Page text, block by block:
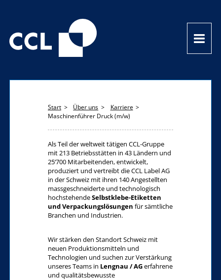
Start Über uns
Karriere
Maschinenführer Druck (m/w)
Als Teil der weltweit tätigen CCL-Gruppe
mit 213 Betriebsstätten in 43 Ländern und
25‘700 Mitarbeitenden, entwickelt,
produziert und vertreibt die CCL Label AG
in der Schweiz mit ihren 140 Angestellten
massgeschneiderte und technologisch
hochstehendeSelbstklebe-Etiketten
und Verpackungslösungen für sämtliche
Branchen und Industrien.
Wir stärken den Standort Schweiz mit
neuen Produktionsmitteln und
Technologien und suchen zur Verstärkung
unseres Teams in Lengnau / AGerfahrene
und qualitätsbewusste